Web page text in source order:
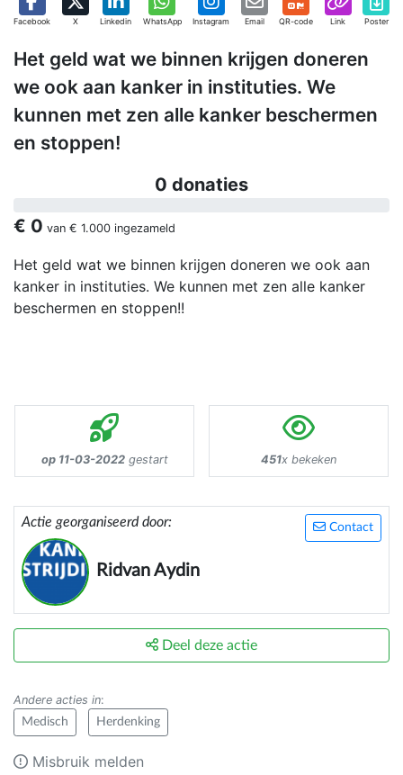
Facebook X Linkedin WhatsApp Instagram Email QR-code Link Poster
Het geld wat we binnen krijgen doneren
we ook aan kanker in instituties. We
kunnen met zen alle kanker beschermen
en stoppen!
0 donaties
€ 0 van € 1.000 ingezameld
Het geld wat we binnen krijgen doneren we ook aan
kanker in instituties. We kunnen met zen alle kanker
beschermen en stoppen!!
op 11-03-2022gestart 451x bekeken
Contact
Actie georganiseerd door:
Ridvan Aydin
Deel deze actie
Andere acties in:
Medisch Herdenking
Misbruik melden